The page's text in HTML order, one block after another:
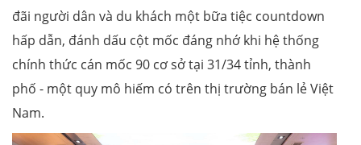
đãi người dân và du khách một bữa tiệc countdown
hấp dẫn, đánh dấu cột mốc đáng nhớ khi hệ thống
chính thức cán mốc 90 cơ sở tại 31/34 tỉnh, thành
phố - một quy mô hiếm có trên thị trường bán lẻ Việt
Nam.